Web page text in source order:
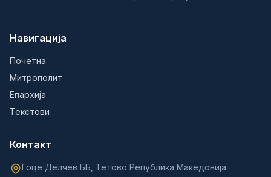
Навигација
Почетна
Митрополит
Епархија
Текстови
Контакт
Гоце Делчев ББ, Тетово Република Македонија